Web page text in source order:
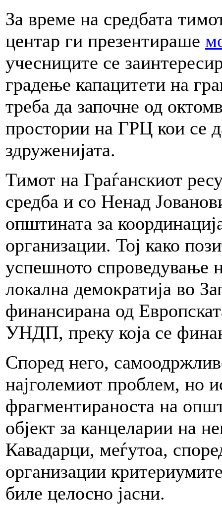
За време на средбата
центар ги презентираше
учесниците се
градење капацитети на
треба да започне од
простории на ГРЦ кои се
здруженијата.
Тимот на Граѓанскиот
средба и со Ненад
општината за
организации. Тој како
успешното спроведување
локална демократија во
финансирана од
УНДП, преку која се
Според него,
најголемиот проблем, но
фрагментираноста на
објект за канцеларии на
Кавадарци, меѓутоа,
организации
биле целосно јасни.